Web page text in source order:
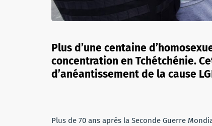
Plus d’une centaine
concentration en Tchétchénie.
d’anéantissement de la cause
Plus de 70 ans après la Seconde Guerre